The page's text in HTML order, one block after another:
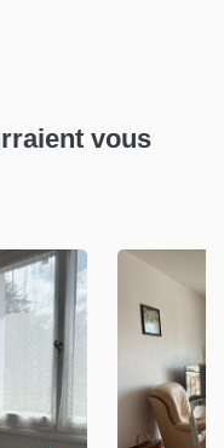
vous